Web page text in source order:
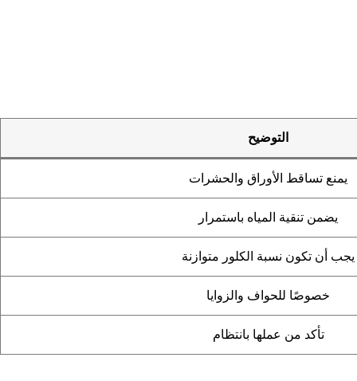
التوضيح
يمنع تساقط الأوراق والحشرات
يضمن تنقية المياه باستمرار
يجب أن تكون نسبة الكلور متوازنة
خصوصًا للحواف والزوايا
تأكد من عملها بانتظام